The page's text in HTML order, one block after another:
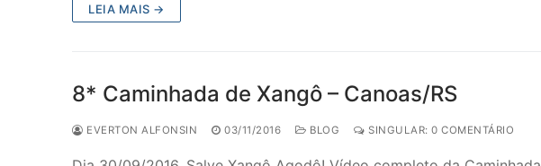
LEIA MAIS →
8* Caminhada de Xangô – Canoas/RS
EVERTON ALFONSIN 03/11/2016 BLOG SINGULAR: 0 COMENTÁRIO